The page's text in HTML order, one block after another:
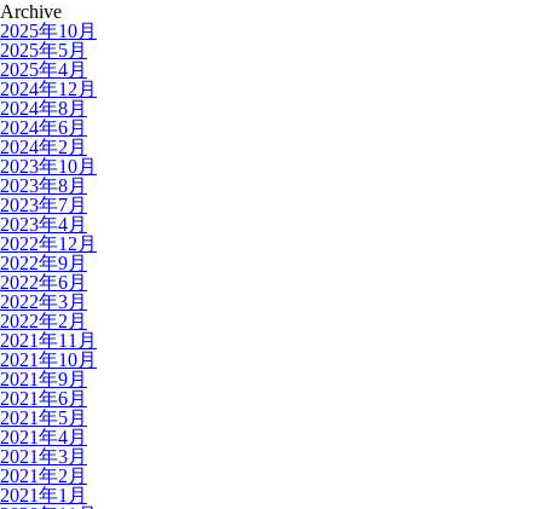
Archive
2025年10月
2025年5月
2025年4月
2024年12月
2024年8月
2024年6月
2024年2月
2023年10月
2023年8月
2023年7月
2023年4月
2022年12月
2022年9月
2022年6月
2022年3月
2022年2月
2021年11月
2021年10月
2021年9月
2021年6月
2021年5月
2021年4月
2021年3月
2021年2月
2021年1月